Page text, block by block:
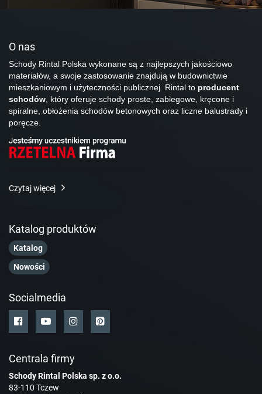
O nas
Schody Rintal Polska wykonane są z najlepszych jakościowo
materiałów, a swoje zastosowanie znajdują w budownictwie
mieszkaniowym i użyteczności publicznej. Rintal to producent
schodów, który oferuje schody proste, zabiegowe, kręcone i
spiralne, obłożenia schodów betonowych oraz liczne balustrady i
poręcze.
Czytaj więcej
Katalog produktów
Katalog
Nowości
Socialmedia
Centrala firmy
Schody Rintal Polska sp. z o.o.
83-110 Tczew